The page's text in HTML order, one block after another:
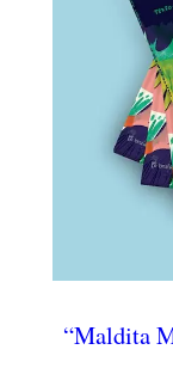
“Maldita